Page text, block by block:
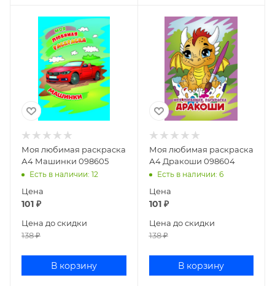
Моя любимая раскраска
А4 Машинки 098605
Есть в наличии: 12
Цена
101 ₽
Цена до скидки
138₽
В корзину
Моя любимая раскраска
А4 Дракоши 098604
Есть в наличии: 6
Цена
101₽
Цена до скидки
138₽
В корзину